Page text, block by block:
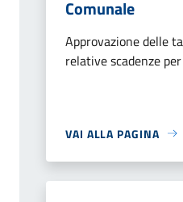
Comunale
Approvazione delle
relative scadenze
VAI ALLA PAGINA